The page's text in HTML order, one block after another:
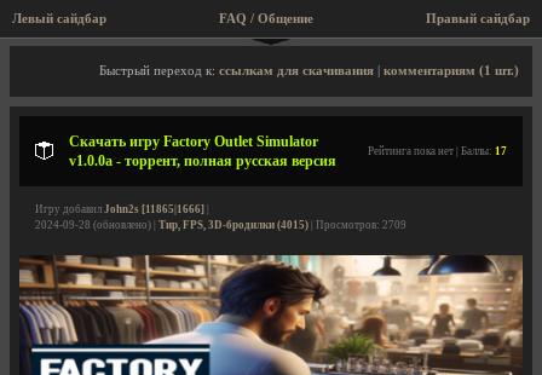
Левый сайдбар Правый сайдбар
FAQ / Общение
Описание игры, торрент, скриншоты, видео
Быстрый переход к: ссылкам для скачивания комментариям (1 шт.)
Скачать игру Factory Outlet Simulator
v1.0.0a - торрент, полная русская версия
Рейтинга пока нет | Баллы: 17
Игру добавил John2s [11865|1666]
2024-09-28 (обновлено) | Тир, FPS, 3D-бродилки (4015) | Просмотров: 2709